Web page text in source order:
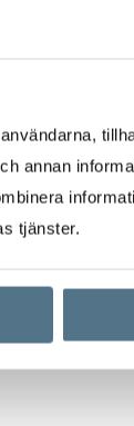
annan
tjänster.